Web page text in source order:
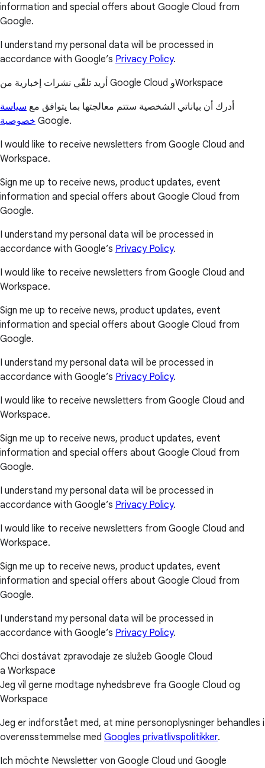
information and special offers about Google Cloud from
Google.
I understand my personal data will be processed in
accordance with Google’s Privacy Policy.
أريد تلقّي نشرات إخبارية من Google Cloud وWorkspace
أدرك أن بياناتي الشخصية ستتم معالجتها بما يتوافق مع سياسة
خصوصية Google.
I would like to receive newsletters from Google Cloud and
Workspace.
Sign me up to receive news, product updates, event
information and special offers about Google Cloud from
Google.
I understand my personal data will be processed in
accordance with Google’s Privacy Policy.
I would like to receive newsletters from Google Cloud and
Workspace.
Sign me up to receive news, product updates, event
information and special offers about Google Cloud from
Google.
I understand my personal data will be processed in
accordance with Google’s Privacy Policy.
I would like to receive newsletters from Google Cloud and
Workspace.
Sign me up to receive news, product updates, event
information and special offers about Google Cloud from
Google.
I understand my personal data will be processed in
accordance with Google’s Privacy Policy.
I would like to receive newsletters from Google Cloud and
Workspace.
Sign me up to receive news, product updates, event
information and special offers about Google Cloud from
Google.
I understand my personal data will be processed in
accordance with Google’s Privacy Policy.
Chci dostávat zpravodaje ze služeb Google Cloud
a Workspace
Jeg vil gerne modtage nyhedsbreve fra Google Cloud og
Workspace
Jeg er indforstået med, at mine personoplysninger behandles i
overensstemmelse med Googles privatlivspolitikker.
Ich möchte Newsletter von Google Cloud und Google